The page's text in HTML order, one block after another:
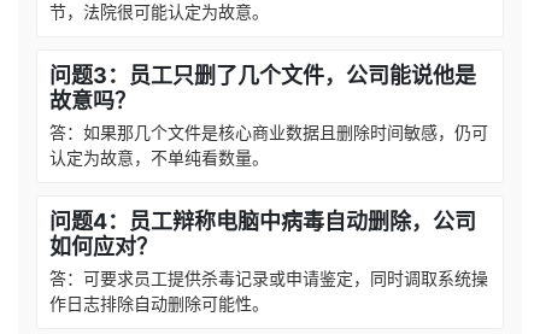
节，法院很可能认定为故意。
问题3：员工只删了几个文件，公司能说他是
故意吗？
答：如果那几个文件是核心商业数据且删除时间敏感，仍可
认定为故意，不单纯看数量。
问题4：员工辩称电脑中病毒自动删除，公司
如何应对？
答：可要求员工提供杀毒记录或申请鉴定，同时调取系统操
作日志排除自动删除可能性。